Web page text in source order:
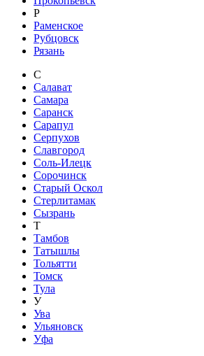
Р
Раменское
Рубцовск
Рязань
С
Салават
Самара
Саранск
Сарапул
Серпухов
Славгород
Соль-Илецк
Сорочинск
Старый Оскол
Стерлитамак
Сызрань
Т
Тамбов
Татышлы
Тольятти
Томск
Тула
У
Ува
Ульяновск
Уфа